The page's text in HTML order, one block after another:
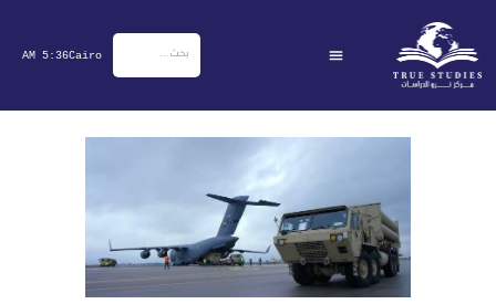
5:36 AM